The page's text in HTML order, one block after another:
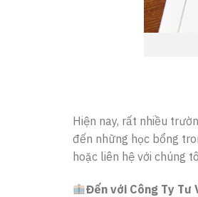
Hiện nay, rất nhiều
đến những học bổng
hoặc liên hệ với chúng
Đến với Công Ty Tư